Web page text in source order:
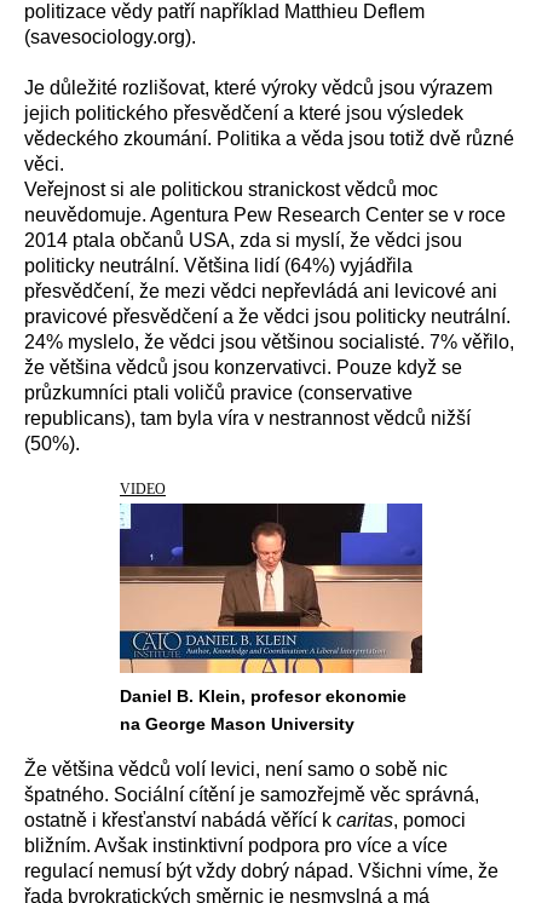
politizace vědy patří například Matthieu Deflem
(savesociology.org).
Je důležité rozlišovat, které výroky vědců jsou výrazem
jejich politického přesvědčení a které jsou výsledek
vědeckého zkoumání. Politika a věda jsou totiž dvě různé
věci.
Veřejnost si ale politickou stranickost vědců moc
neuvědomuje. Agentura Pew Research Center se v roce
2014 ptala občanů USA, zda si myslí, že vědci jsou
politicky neutrální. Většina lidí (64%) vyjádřila
přesvědčení, že mezi vědci nepřevládá ani levicové ani
pravicové přesvědčení a že vědci jsou politicky neutrální.
24% myslelo, že vědci jsou většinou socialisté. 7% věřilo,
že většina vědců jsou konzervativci. Pouze když se
průzkumníci ptali voličů pravice (conservative
republicans), tam byla víra v nestrannost vědců nižší
(50%).
VIDEO
Daniel B. Klein, profesor ekonomie
na George Mason University
Že většina vědců volí levici, není samo o sobě nic
špatného. Sociální cítění je samozřejmě věc správná,
ostatně i křesťanství nabádá věřící k caritas, pomoci
bližním. Avšak instinktivní podpora pro více a více
regulací nemusí být vždy dobrý nápad. Všichni víme, že
řada byrokratických směrnic je nesmyslná a má